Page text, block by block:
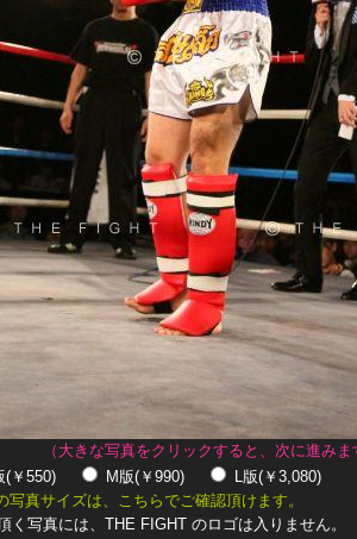
（大きな写真をクリックすると、次に進みま
(￥550)
M版(￥990)
L版(￥3,080)
写真サイズは、こちらでご確認頂けます。
く写真には、THE FIGHT のロゴは入りません。